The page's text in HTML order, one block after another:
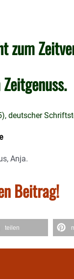
zum
deutscher
Anja.
Beitrag!
teilen